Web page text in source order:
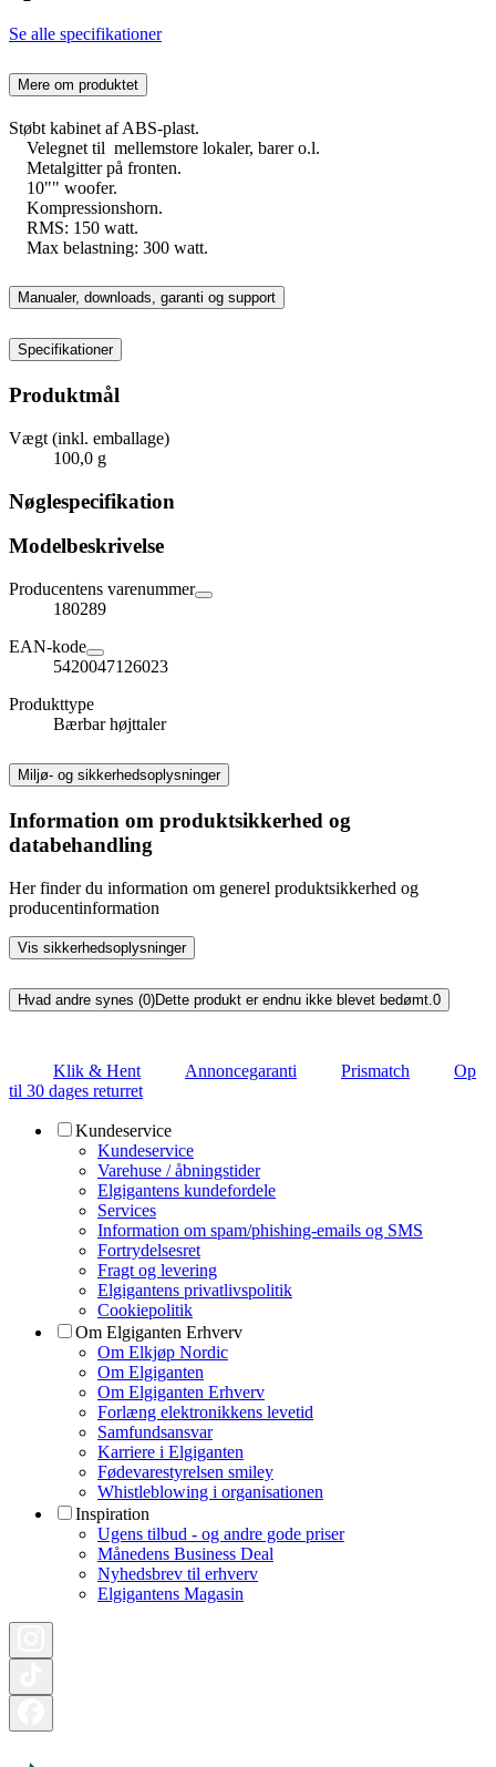
Se alle specifikationer
Mere om produktet
Støbt kabinet af ABS-plast.
Velegnet til mellemstore lokaler, barer o.l.
Metalgitter på fronten.
10"" woofer.
Kompressionshorn.
RMS: 150 watt.
Max belastning: 300 watt.
Manualer, downloads, garanti og support
Specifikationer
Produktmål
Vægt (inkl. emballage)
100,0 g
Nøglespecifikation
Modelbeskrivelse
Producentens varenummer
180289
EAN-kode
5420047126023
Produkttype
Bærbar højttaler
Miljø- og sikkerhedsoplysninger
Information om produktsikkerhed og
databehandling
Her finder du information om generel produktsikkerhed og
producentinformation
Vis sikkerhedsoplysninger
Hvad andre synes (0)Dette produkt er endnu ikke blevet bedømt. 0
Klik & Hent Annoncegaranti Prismatch
Op
til 30 dages returret
Kundeservice
Kundeservice
Varehuse / åbningstider
Elgigantens kundefordele
Services
Information om spam/phishing-emails og SMS
Fortrydelsesret
Fragt og levering
Elgigantens privatlivspolitik
Cookiepolitik
Om Elgiganten Erhverv
Om Elkjøp Nordic
Om Elgiganten
Om Elgiganten Erhverv
Forlæng elektronikkens levetid
Samfundsansvar
Karriere i Elgiganten
Fødevarestyrelsen smiley
Whistleblowing i organisationen
Inspiration
Ugens tilbud - og andre gode priser
Månedens Business Deal
Nyhedsbrev til erhverv
Elgigantens Magasin